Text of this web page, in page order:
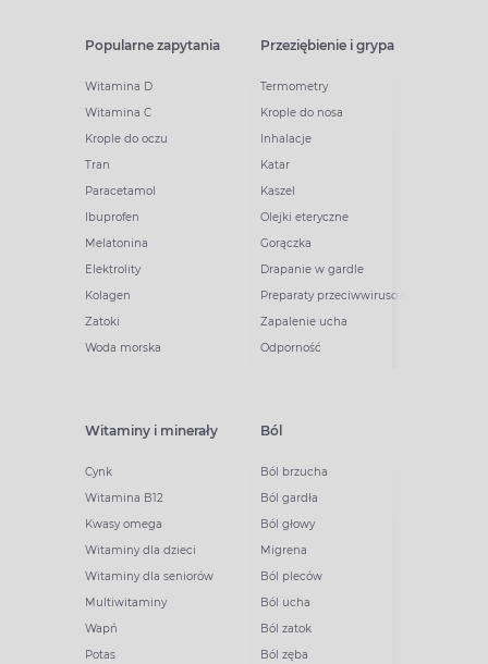
Popularne zapytania
Witamina D
Witamina C
Krople do oczu
Tran
Paracetamol
Ibuprofen
Melatonina
Elektrolity
Kolagen
Zatoki
Woda morska
Przeziębienie i grypa
Termometry
Krople do nosa
Inhalacje
Katar
Kaszel
Olejki eteryczne
Gorączka
Drapanie w gardle
Preparaty przeciwwirusowe
Zapalenie ucha
Odporność
Witaminy i minerały
Cynk
Witamina B12
Kwasy omega
Witaminy dla dzieci
Witaminy dla seniorów
Multiwitaminy
Wapń
Potas
Ból
Ból brzucha
Ból gardła
Ból głowy
Migrena
Ból pleców
Ból ucha
Ból zatok
Ból zęba